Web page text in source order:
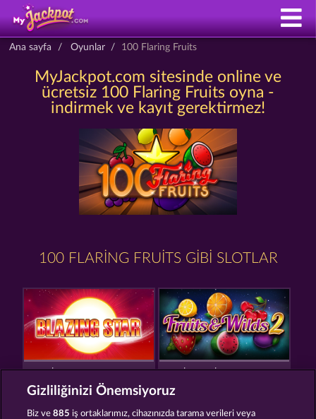
Ana sayfa Oyunlar 100 Flaring Fruits
MyJackpot.com sitesinde online ve
ücretsiz 100 Flaring Fruits oyna -
indirmek ve kayıt gerektirmez!
100 FLARING FRUITS GIBI SLOTLAR
BLAZING STAR FRUITS & WILDS 2
Gizliliğinizi Önemsiyoruz
Biz ve885 iş ortaklarımız, cihazınızda tarama verileri veya